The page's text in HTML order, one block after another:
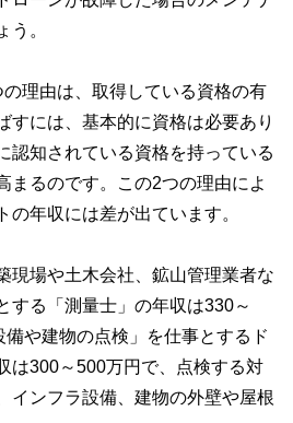
う。
理由は、取得している資格の有
すには、基本的に資格は必要あり
認知されている資格を持っている
まるのです。この2つの理由によ
の年収には差が出ています。
現場や土木会社、鉱山管理業者な
する「測量士」の年収は330～
や建物の点検」を仕事とするド
は300～500万円で、点検する対
インフラ設備、建物の外壁や屋根